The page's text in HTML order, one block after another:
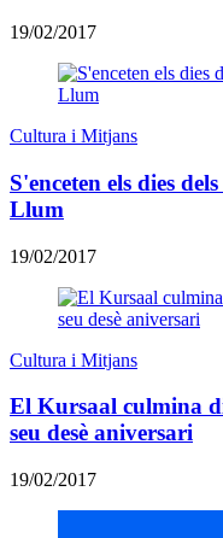
19/02/2017
Cultura i Mitjans
S'enceten els dies
Llum
19/02/2017
Cultura i Mitjans
El Kursaal culmina
seu desè aniversari
19/02/2017